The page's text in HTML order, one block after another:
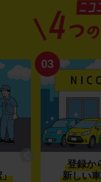
」
03
登録か
新しい